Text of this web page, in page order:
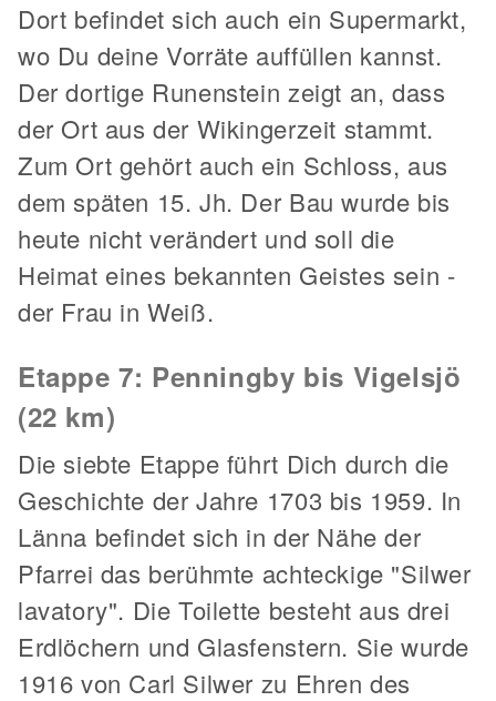
Dort befindet sich auch ein Supermarkt,
wo Du deine Vorräte auffüllen kannst.
Der dortige Runenstein zeigt an, dass
der Ort aus der Wikingerzeit stammt.
Zum Ort gehört auch ein Schloss, aus
dem späten 15. Jh. Der Bau wurde bis
heute nicht verändert und soll die
Heimat eines bekannten Geistes sein -
der Frau in Weiß.
Etappe 7: Penningby bis Vigelsjö
(22 km)
Die siebte Etappe führt Dich durch die
Geschichte der Jahre 1703 bis 1959. In
Länna befindet sich in der Nähe der
Pfarrei das berühmte achteckige "Silwer
lavatory". Die Toilette besteht aus drei
Erdlöchern und Glasfenstern. Sie wurde
1916 von Carl Silwer zu Ehren des